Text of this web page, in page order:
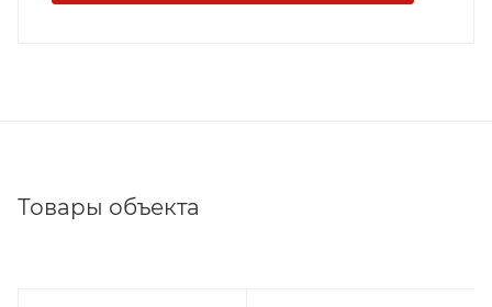
Товары объекта